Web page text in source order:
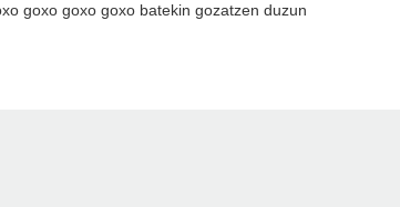
goxo goxo goxo batekin gozatzen duzun